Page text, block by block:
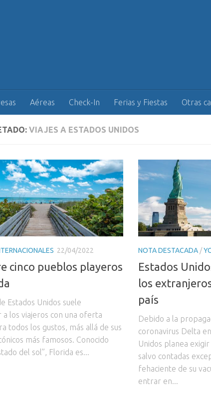
Aéreas Check-In Ferias y Fiestas Otras
VIAJES A ESTADOS UNIDOS
22/04/2022
cinco pueblos playeros
Estados Unidos suele
los viajeros con una oferta
todos los gustos, más allá de sus
más famosos. Conocido
del sol”, Florida es...
NOTA DESTACADA /
Estados
los
país
Debido a la
coronavirus Delta
Unidos planea
salvo contadas
fehaciente de su
entrar en...